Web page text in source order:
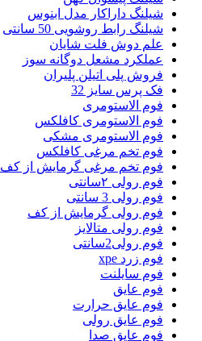
شیلنگ داراکار مدل ابنوس
شیلنگ رابط روشویی 50 سانتی
علم دوش فلت شایان
عملکرد مشعل دوگانه سوز
فروش پلی اتیلن پلیران
فک پرس سایز 32
فوم الاستومری
فوم الاستومری کافلکس
فوم الاستومری مشکی
فوم تخم مرغی کافلکس
فوم تخم مرغی گرمایش از کف
فوم رولی ۲سانتی
فوم رولی 3 سانتی
فوم رولی گرمایش از کف
فوم رولی متالایز
فوم رولی2سانتی
فوم زرد xpe
فوم سایلنت
فوم عایق
فوم عایق حرارت
فوم عایق رولی
فوم عایق صدا